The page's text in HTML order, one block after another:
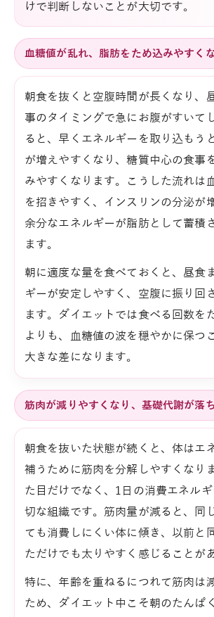
けで判断しないことが大切です。
血糖値が乱れ、脂肪をため込みやすく
朝食を抜くと空腹時間が長くなり、
事のタイミングで急にお腹がすいて
ると、早くエネルギーを取り込もう
が増えやすくなり、糖質中心の食事
みやすくなります。こうした流れは
を招きやすく、インスリンの分泌が
余分なエネルギーが脂肪として蓄積
ます。
朝に適度な量を食べておくと、昼食
ギーが安定しやすく、空腹に振り回
ます。ダイエットでは食べる回数を
よりも、血糖値の波を穏やかに保つ
大きな差になります。
筋肉が減りやすくなり、基礎代謝が落
朝食を抜いた状態が続くと、体はエ
補うために筋肉を分解しやすくなり
た目だけでなく、1日の消費エネル
切な組織です。筋肉量が減ると、同
ても消費しにくい体に傾き、以前と
ただけでも太りやすく感じることが
特に、年齢を重ねるにつれて筋肉は
ため、ダイエット中こそ朝のたんぱ